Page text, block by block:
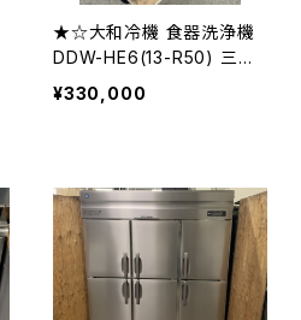
★☆大和冷機 食器洗浄機
DDW-HE6(13-R50) 三相2
00V 2022年製☆★
¥330,000